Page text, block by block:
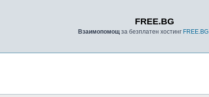
FREE.BG
Взаимопомощза безплатен хостинг FREE.BG